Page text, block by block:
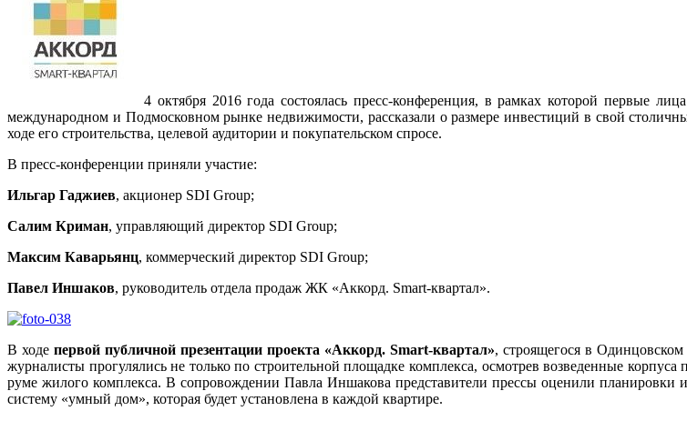
4 октября 2016 года состоялась пресс-конференция, в рамках которой первые
международном и Подмосковном рынке недвижимости, рассказали о размере инвестиций в свой
ходе его строительства, целевой аудитории и покупательском спросе.
В пресс-конференции приняли участие:
Ильгар Гаджиев, акционер SDI Group;
Салим Криман, управляющий директор SDI Group;
Максим Каварьянц, коммерческий директор SDI Group;
Павел Иншаков, руководитель отдела продаж ЖК «Аккорд. Smart-квартал».
В ходе первой публичной презентации проекта «Аккорд. Smart-квартал», строящегося в
журналисты прогулялись не только по строительной площадке комплекса, осмотрев возведенные
руме жилого комплекса. В сопровождении Павла Иншакова представители прессы оценили планировки
систему «умный дом», которая будет установлена в каждой квартире.